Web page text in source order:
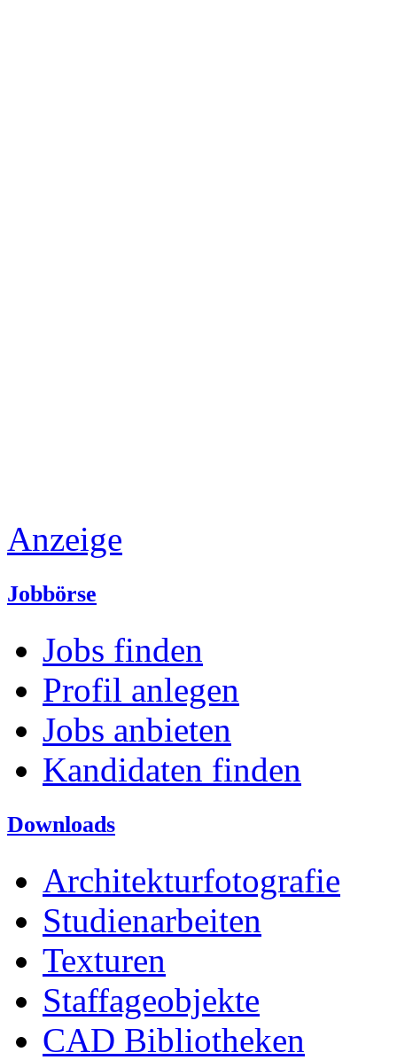
Anzeige
Jobbörse
Jobs finden
Profil anlegen
Jobs anbieten
Kandidaten finden
Downloads
Architekturfotografie
Studienarbeiten
Texturen
Staffageobjekte
CAD Bibliotheken